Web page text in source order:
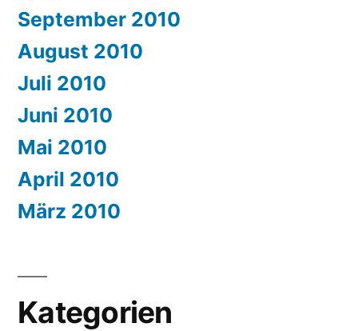
September 2010
August 2010
Juli 2010
Juni 2010
Mai 2010
April 2010
März 2010
Kategorien